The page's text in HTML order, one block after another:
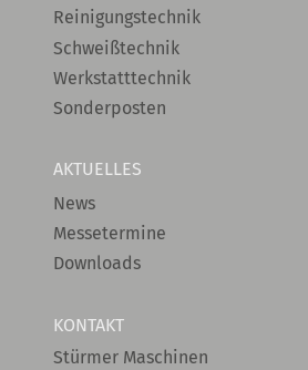
Reinigungstechnik
Schweißtechnik
Werkstatttechnik
Sonderposten
AKTUELLES
News
Messetermine
Downloads
KONTAKT
Stürmer Maschinen